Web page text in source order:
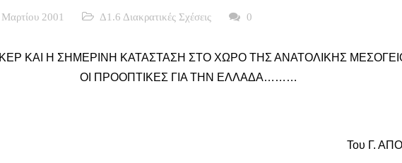
2001 Δ1.6 Διακρατικές Σχέσεις 0
ΚΑΙ Η ΣΗΜΕΡΙΝΗ ΚΑΤΑΣΤΑΣΗ ΣΤΟ ΧΩΡΟ ΤΗΣ ΑΝΑΤΟΛΙΚΗΣ
ΟΙ ΠΡΟΟΠΤΙΚΕΣ ΓΙΑ ΤΗΝ ΕΛΛΑΔΑ………
Του Γ.